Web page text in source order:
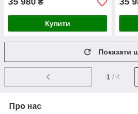
₴
Купити
Показати
1 / 4
Про нас